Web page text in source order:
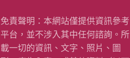
免責聲明：本網站僅提供資訊參考
平台，並不涉入其中任何諮詢。所
載一切的資訊、文字、照片、圖